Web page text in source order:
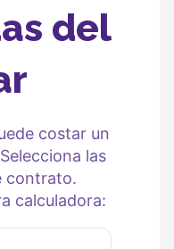
del
costar un
las
contrato.
calculadora: